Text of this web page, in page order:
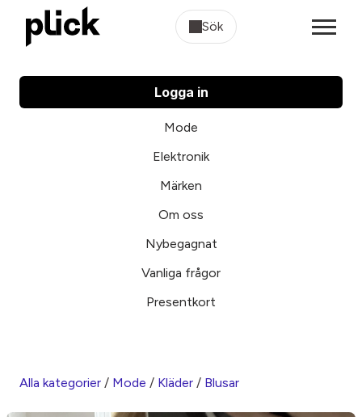
Sök
Logga in
Mode
Elektronik
Märken
Om oss
Nybegagnat
Vanliga frågor
Presentkort
Alla kategorier / Mode / Kläder / Blusar